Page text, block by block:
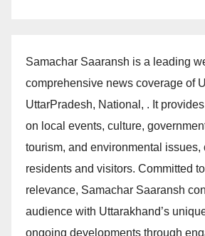
Samachar Saaransh is a leading
comprehensive news coverage of
UttarPradesh, National, . It
on local events, culture,
tourism, and environmental issues,
residents and visitors. Committed
relevance, Samachar Saaransh
audience with Uttarakhand’s
ongoing developments through